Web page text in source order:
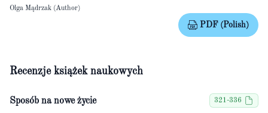
Olga Mądrzak (Author)
PDF (Polish)
Recenzje książek naukowych
Sposób na nowe życie 321-336